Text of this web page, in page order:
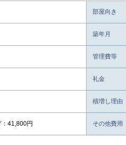
部屋向き
築年月
管理費等
礼金
積増し理由
41,800円 その他費用